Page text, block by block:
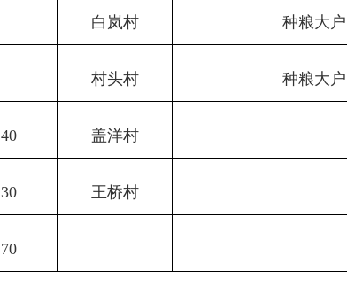
白岚村 种粮大户
村头村 种粮大户
40 盖洋村
30 王桥村
70